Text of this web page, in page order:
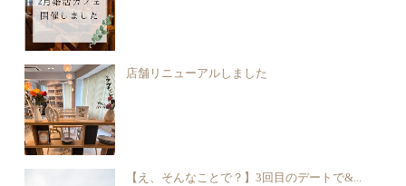
店舗リニューアルしました
【え、そんなことで？】3回目のデートで&...